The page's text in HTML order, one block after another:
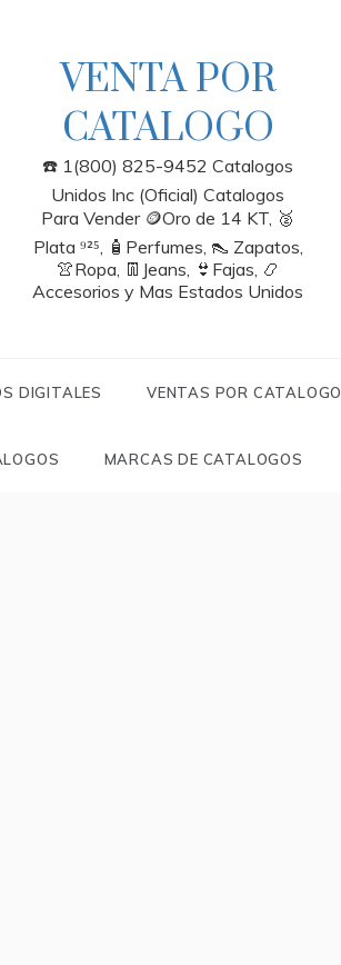
VENTA POR
CATALOGO
☎️ 1(800) 825-9452 Catalogos
Unidos Inc (Oficial) Catalogos
Para Vender 🪙Oro de 14 KT, 🥈
Plata ⁹²⁵, 🧴Perfumes, 👠 Zapatos,
👚Ropa, 👖Jeans, 👙Fajas, 📿
Accesorios y Mas Estados Unidos
DIGITALES VENTAS POR CATALOGO
MARCAS DE CATALOGOS